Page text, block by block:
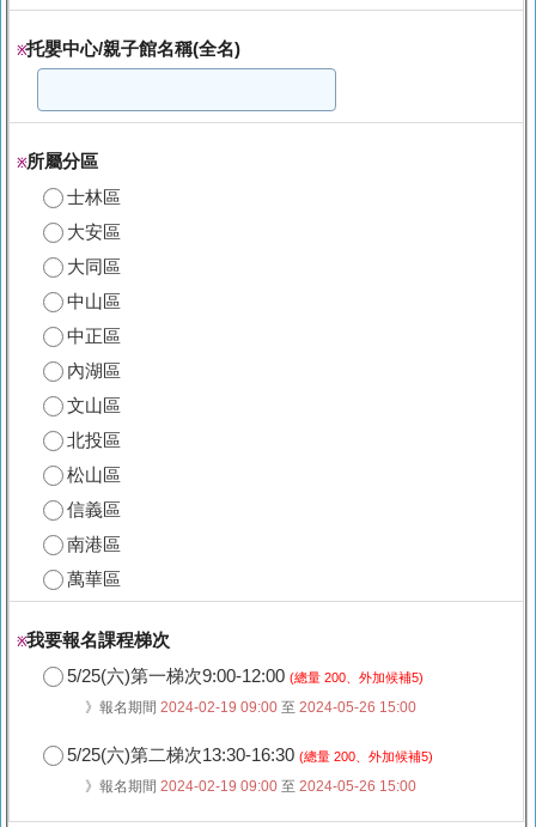
※托嬰中心/親子館名稱(全名)
※所屬分區
士林區
大安區
大同區
中山區
中正區
內湖區
文山區
北投區
松山區
信義區
南港區
萬華區
※我要報名課程梯次
5/25(六)第一梯次9:00-12:00 (總量 200、外加候補5)
》報名期間 2024-02-19 09:00 至 2024-05-26 15:00
5/25(六)第二梯次13:30-16:30 (總量 200、外加候補5)
》報名期間 2024-02-19 09:00 至 2024-05-26 15:00